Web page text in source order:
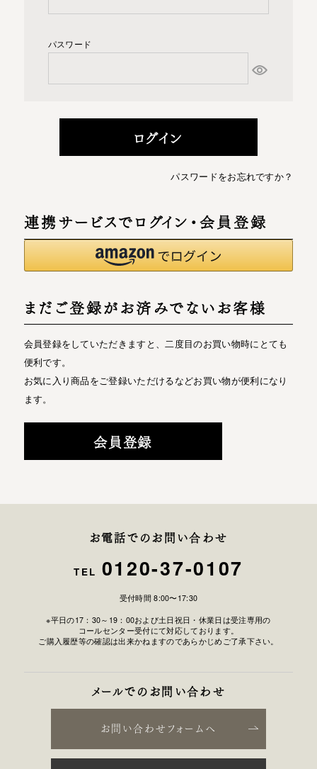
パスワード
ログイン
パスワードをお忘れですか？
連携サービスでログイン・会員登録
まだご登録がお済みでないお客様
会員登録をしていただきますと、二度目のお買い物時にとても
便利です。
お気に入り商品をご登録いただけるなどお買い物が便利になり
ます。
会員登録
お電話でのお問い合わせ
TEL 0120-37-0107
受付時間 8:00〜17:30
※平日の17：30～19：00および土日祝日・休業日は受注専用の
コールセンター受付にて対応しております。
ご購入履歴等の確認は出来かねますのであらかじめご了承下さい。
メールでのお問い合わせ
お問い合わせフォームへ